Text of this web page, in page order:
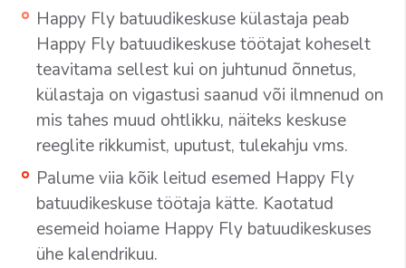
Happy Fly batuudikeskuse külastaja peab
Happy Fly batuudikeskuse töötajat koheselt
teavitama sellest kui on juhtunud õnnetus,
külastaja on vigastusi saanud või ilmnenud on
mis tahes muud ohtlikku, näiteks keskuse
reeglite rikkumist, uputust, tulekahju vms.
Palume viia kõik leitud esemed Happy Fly
batuudikeskuse töötaja kätte. Kaotatud
esemeid hoiame Happy Fly batuudikeskuses
ühe kalendrikuu.